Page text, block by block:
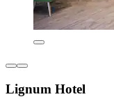
Lignum Hotel